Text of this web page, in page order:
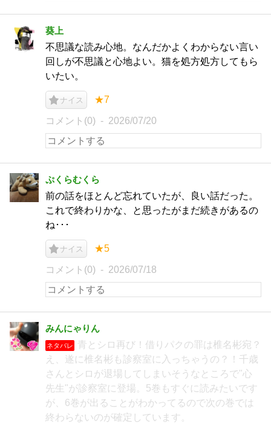
葵上
不思議な読み心地。なんだかよくわからない言い
回しが不思議と心地よい。猫を処方処方してもら
いたい。
ナイス ★7
コメント(0) 2026/07/20
ぷくらむくら
前の話をほとんど忘れていたが、良い話だった。
これで終わりかな、と思ったがまだ続きがあるの
ね･･･
ナイス ★5
コメント(0) 2026/07/18
みんにゃりん
ネタバレ
青とシロ再び！借りパクの罪は椎名彬宛？
え、遂に椎名彬も診察室に入っちゃうの？！千歳
さんとシロが退場してしまいそうなところで"心
先生"が診察室に登場。5巻もすぐに読みたいです
が、6巻が出ることがわかってるので次の巻では
終わらないのが確定しています。